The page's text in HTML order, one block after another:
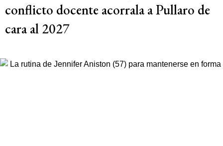
conflicto docente acorrala a Pullaro de
cara al 2027